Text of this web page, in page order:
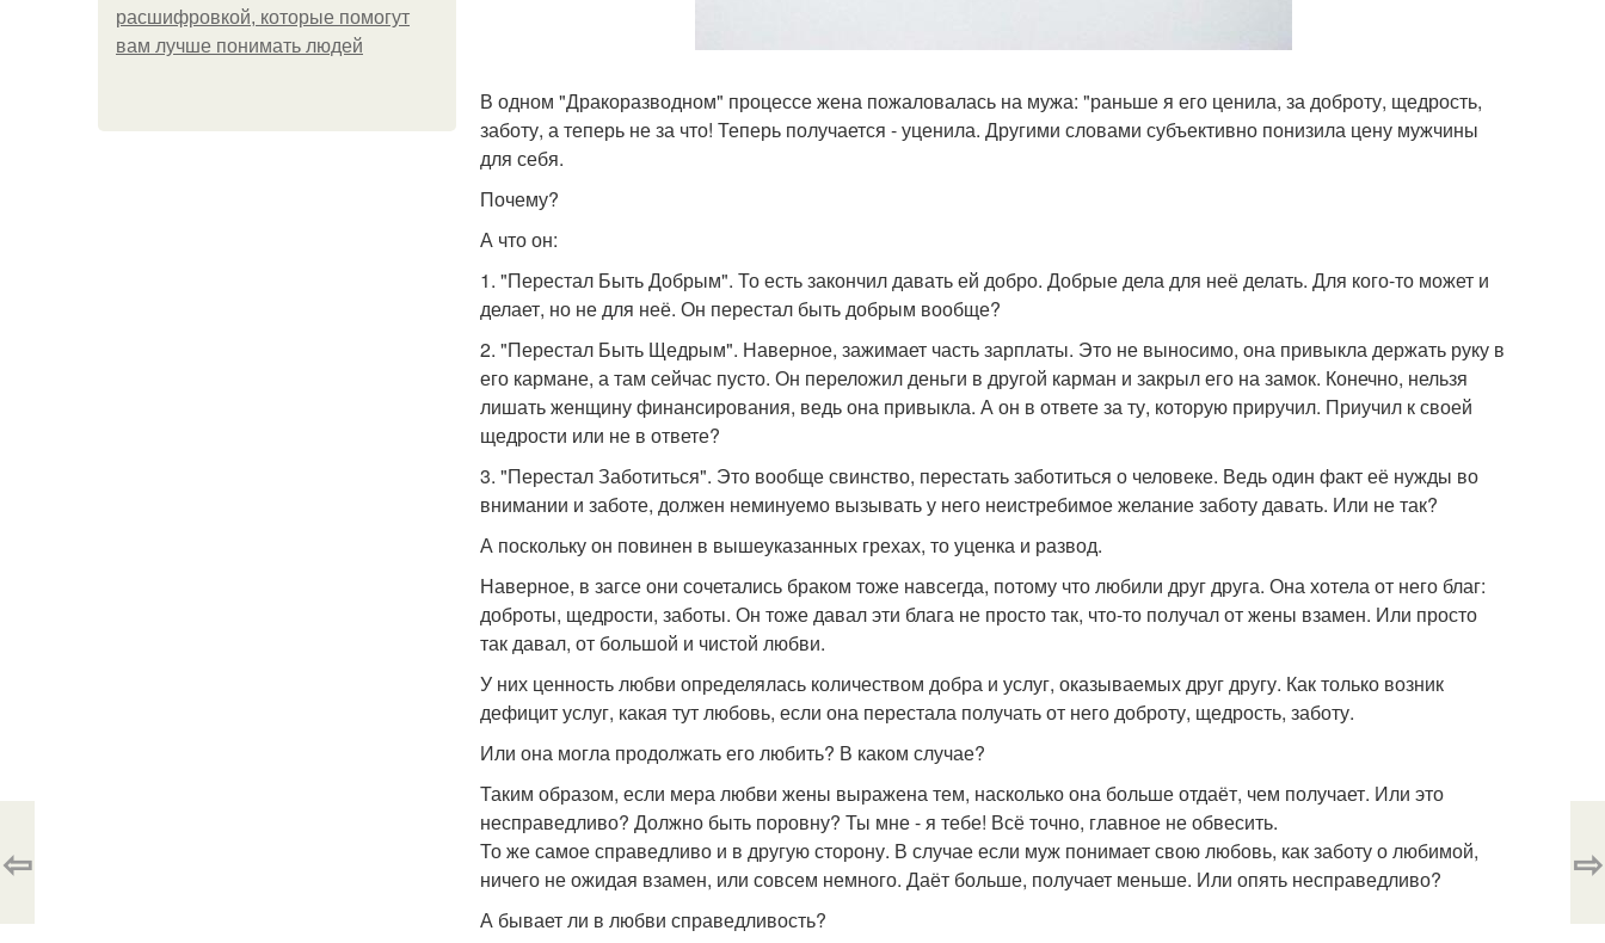
расшифровкой, которые помогут
вам лучше понимать людей
В одном "Дракоразводном" процессе жена пожаловалась на мужа: "раньше я его ценила, за доброту, щедрость,
заботу, а теперь не за что! Теперь получается - уценила. Другими словами субъективно понизила цену мужчины
для себя.
Почему?
А что он:
1. "Перестал Быть Добрым". То есть закончил давать ей добро. Добрые дела для неё делать. Для кого-то может и
делает, но не для неё. Он перестал быть добрым вообще?
2. "Перестал Быть Щедрым". Наверное, зажимает часть зарплаты. Это не выносимо, она привыкла держать руку в
его кармане, а там сейчас пусто. Он переложил деньги в другой карман и закрыл его на замок. Конечно, нельзя
лишать женщину финансирования, ведь она привыкла. А он в ответе за ту, которую приручил. Приучил к своей
щедрости или не в ответе?
3. "Перестал Заботиться". Это вообще свинство, перестать заботиться о человеке. Ведь один факт её нужды во
внимании и заботе, должен неминуемо вызывать у него неистребимое желание заботу давать. Или не так?
А поскольку он повинен в вышеуказанных грехах, то уценка и развод.
Наверное, в загсе они сочетались браком тоже навсегда, потому что любили друг друга. Она хотела от него благ:
доброты, щедрости, заботы. Он тоже давал эти блага не просто так, что-то получал от жены взамен. Или просто
так давал, от большой и чистой любви.
У них ценность любви определялась количеством добра и услуг, оказываемых друг другу. Как только возник
дефицит услуг, какая тут любовь, если она перестала получать от него доброту, щедрость, заботу.
Или она могла продолжать его любить? В каком случае?
Таким образом, если мера любви жены выражена тем, насколько она больше отдаёт, чем получает. Или это
несправедливо? Должно быть поровну? Ты мне - я тебе! Всё точно, главное не обвесить.
То же самое справедливо и в другую сторону. В случае если муж понимает свою любовь, как заботу о любимой,
ничего не ожидая взамен, или совсем немного. Даёт больше, получает меньше. Или опять несправедливо?
А бывает ли в любви справедливость?
⇦ ⇨